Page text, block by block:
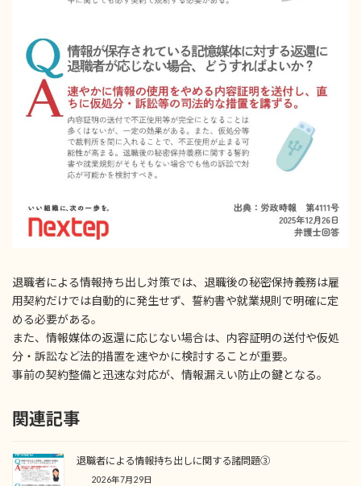
退職者による情報持ち出し対策では、退職後の秘密保持義務は雇
用契約だけでは自動的に発生せず、誓約書や就業規則で明確に定
める必要がある。
また、情報媒体の返還に応じない場合は、内容証明の送付や仮処
分・訴訟など法的措置を速やかに検討することが重要。
事前の契約整備と迅速な対応が、情報漏えい防止の鍵となる。
関連記事
退職者による情報持ち出しに関する諸問題③
2026年7月29日